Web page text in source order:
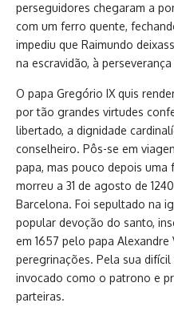
perseguidores chegaram a
com um ferro quente,
impediu que Raimundo
na escravidão, à
O papa Gregório IX quis
por tão grandes virtudes
libertado, a dignidade
conselheiro. Pôs-se em
papa, mas pouco depois
morreu a 31 de agosto de
Barcelona. Foi sepultado na
popular devoção do santo,
em 1657 pelo papa
peregrinações. Pela sua
invocado como o patrono e
parteiras.